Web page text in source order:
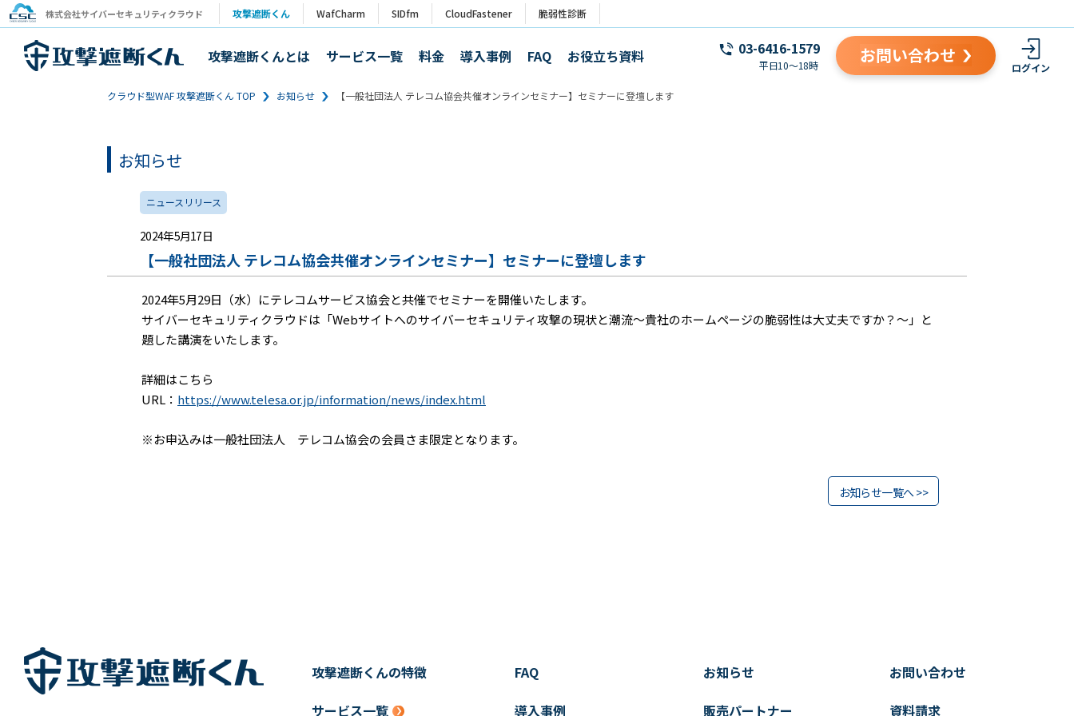
株式会社サイバーセキュリティクラウド 攻撃遮断くん WafCharm SIDfm CloudFastener 脆弱性診断
攻撃遮断くんとは サービス一覧 料金 導入事例 FAQ お役立ち資料 03-6416-1579
平日10～18時 お問い合わせ
ログイン
クラウド型WAF 攻撃遮断くん TOP お知らせ 【一般社団法人 テレコム協会共催オンラインセミナー】セミナーに登壇します
お知らせ
ニュースリリース
2024年5月17日
【一般社団法人 テレコム協会共催オンラインセミナー】セミナーに登壇します
2024年5月29日（水）にテレコムサービス協会と共催でセミナーを開催いたします。
サイバーセキュリティクラウドは「Webサイトへのサイバーセキュリティ攻撃の現状と潮流～貴社のホームページの脆弱性は大丈夫ですか？～」と
題した講演をいたします。
詳細はこちら
URL： https://www.telesa.or.jp/information/news/index.html
※お申込みは一般社団法人 テレコム協会の会員さま限定となります。
お知らせ一覧へ >>
攻撃遮断くんの特徴
サービス一覧
FAQ
導入事例
お知らせ
販売パートナー
お問い合わせ
資料請求